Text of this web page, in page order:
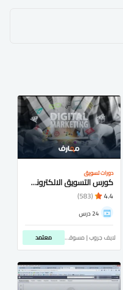
دورات تسويق
كورس التسويق الالكترونى كامل للمبتدئين شرح عربى
4.4
(583)
24 درس
لايف جروب | مسوقاتي معتمد